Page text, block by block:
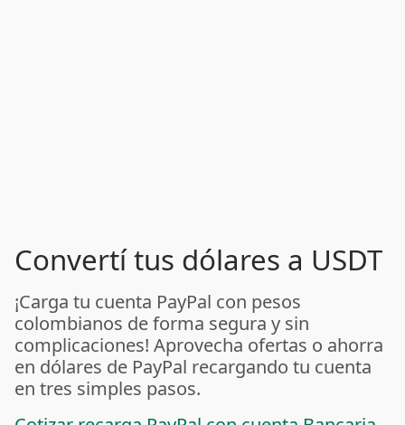
Convertí tus dólares a USDT
¡Carga tu cuenta PayPal con pesos
colombianos de forma segura y sin
complicaciones! Aprovecha ofertas o ahorra
en dólares de PayPal recargando tu cuenta
en tres simples pasos.